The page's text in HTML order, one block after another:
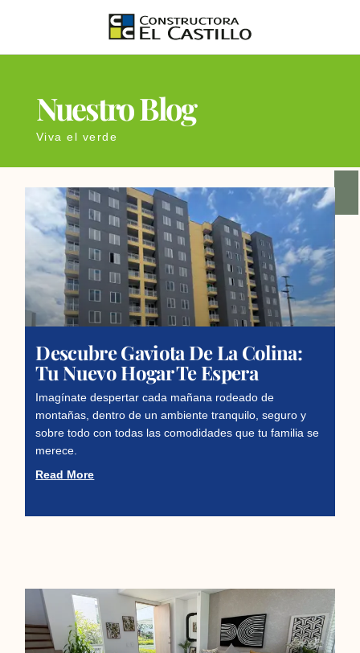
Nuestro Blog
Viva el verde
Descubre Gaviota De La Colina:
Tu Nuevo Hogar Te Espera
Imagínate despertar cada mañana rodeado de
montañas, dentro de un ambiente tranquilo, seguro y
sobre todo con todas las comodidades que tu familia se
merece.
Read More
Página
PáginaPáginaPágina
Página